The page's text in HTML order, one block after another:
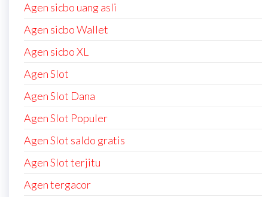
Agen sicbo uang asli
Agen sicbo Wallet
Agen sicbo XL
Agen Slot
Agen Slot Dana
Agen Slot Populer
Agen Slot saldo gratis
Agen Slot terjitu
Agen tergacor